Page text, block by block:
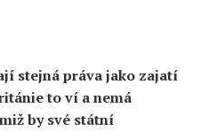
stejná práva jako zajatí
to ví a nemá
by své státní